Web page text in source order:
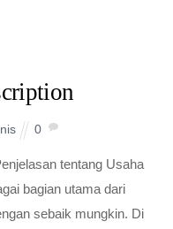
0
tentang Usaha
bagian utama dari
sebaik mungkin. Di